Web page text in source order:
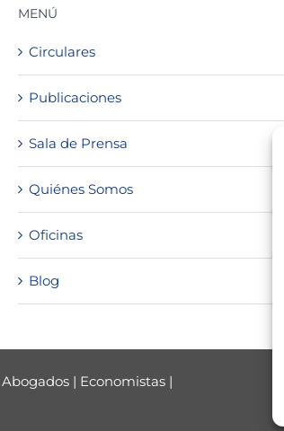
MENÚ
Circulares
Publicaciones
Sala de Prensa
Quiénes Somos
Oficinas
Blog
Abogados| Economistas|